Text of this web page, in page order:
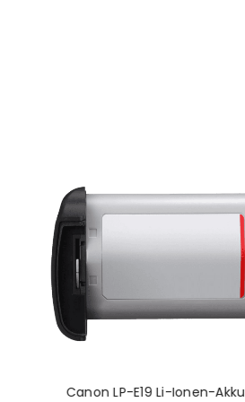
Canon LP-E19 Li-Ionen-Akku